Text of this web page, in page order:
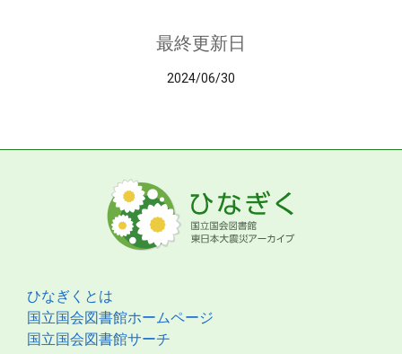
最終更新日
2024/06/30
ひなぎくとは
国立国会図書館ホームページ
国立国会図書館サーチ